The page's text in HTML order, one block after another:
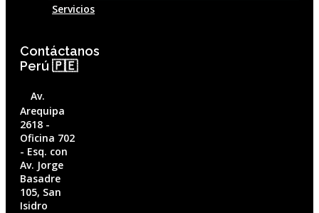
Servicios
Contáctanos
Perú 🇵🇪
Av.
Arequipa
2618 -
Oficina 702
- Esq. con
Av. Jorge
Basadre
105, San
Isidro